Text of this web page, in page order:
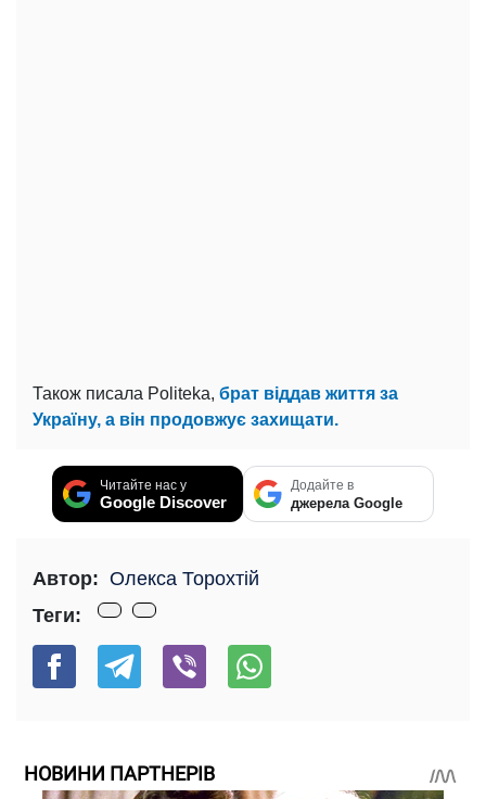
Також писала Politeka, брат віддав життя за
Україну, а він продовжує захищати.
Читайте нас у
Google Discover
Додайте в
джерела Google
Автор: Олекса Торохтій
Теги:
НОВИНИ ПАРТНЕРІВ